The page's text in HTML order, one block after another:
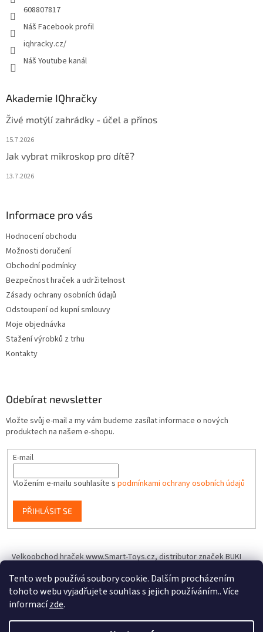
Tento web používá soubory cookie. Dalším procházením
tohoto webu vyjadřujete souhlas s jejich používáním.. Více
informacízde.
608807817
Náš Facebook profil
iqhracky.cz/
Náš Youtube kanál
Akademie IQhračky
Živé motýlí zahrádky - účel a přínos
15.7.2026
Jak vybrat mikroskop pro dítě?
13.7.2026
Informace pro vás
Hodnocení obchodu
Možnosti doručení
Obchodní podmínky
Bezpečnost hraček a udržitelnost
Zásady ochrany osobních údajů
Odstoupení od kupní smlouvy
Moje objednávka
Stažení výrobků z trhu
Kontakty
Odebírat newsletter
Vložte svůj e-mail a my vám budeme zasílat informace o nových
produktech na našem e-shopu.
E-mail
Vložením e-mailu souhlasíte s podmínkami ochrany osobních údajů
PŘIHLÁSIT SE
Velkoobchod hraček www.Smart-Toys.cz, distributor značek BUKI